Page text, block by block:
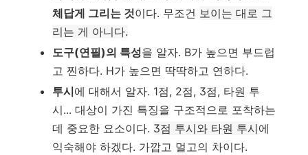
체답게 그리는 것이다. 무조건 보이는 대로 그
리는 게 아니다.
도구(연필)의 특성을 알자. B가 높으면 부드럽
고 찐하다. H가 높으면 딱딱하고 연하다.
투시에 대해서 알자. 1점, 2점, 3점, 타원 투
시... 대상이 가진 특징을 구조적으로 포착하는
데 중요한 요소이다. 3점 투시와 타원 투시에
익숙해야 하겠다. 가깝고 멀고의 차이다.